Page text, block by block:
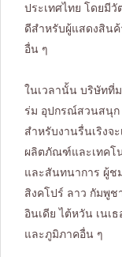
ประเทศไทย โดยมี
ดีสำหรับผู้แสดงสินค้
อื่น ๆ
ในเวลานั้น บริษัทที่
ร่ม อุปกรณ์สวนสนุก
สำหรับงานรื่นเริงจ
ผลิตภัณฑ์และเทคโ
และสันทนาการ ผู้ช
สิงคโปร์ ลาว กัมพูช
อินเดีย ไต้หวัน เนเ
และภูมิภาคอื่น ๆ